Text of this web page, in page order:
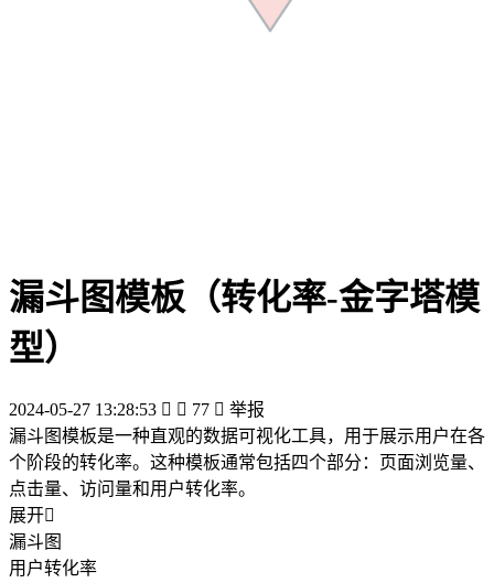
漏斗图模板（转化率-金字塔模
型）
2024-05-27 13:28:53   77  举报
漏斗图模板是一种直观的数据可视化工具，用于展示用户在各
个阶段的转化率。这种模板通常包括四个部分：页面浏览量、
点击量、访问量和用户转化率。
展开
漏斗图
用户转化率